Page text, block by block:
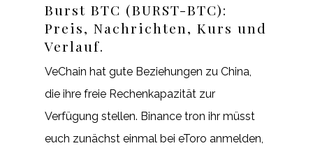
Burst BTC (BURST-BTC):
Preis, Nachrichten, Kurs und
Verlauf.
VeChain hat gute Beziehungen zu China,
die ihre freie Rechenkapazität zur
Verfügung stellen. Binance tron ihr müsst
euch zunächst einmal bei eToro anmelden,